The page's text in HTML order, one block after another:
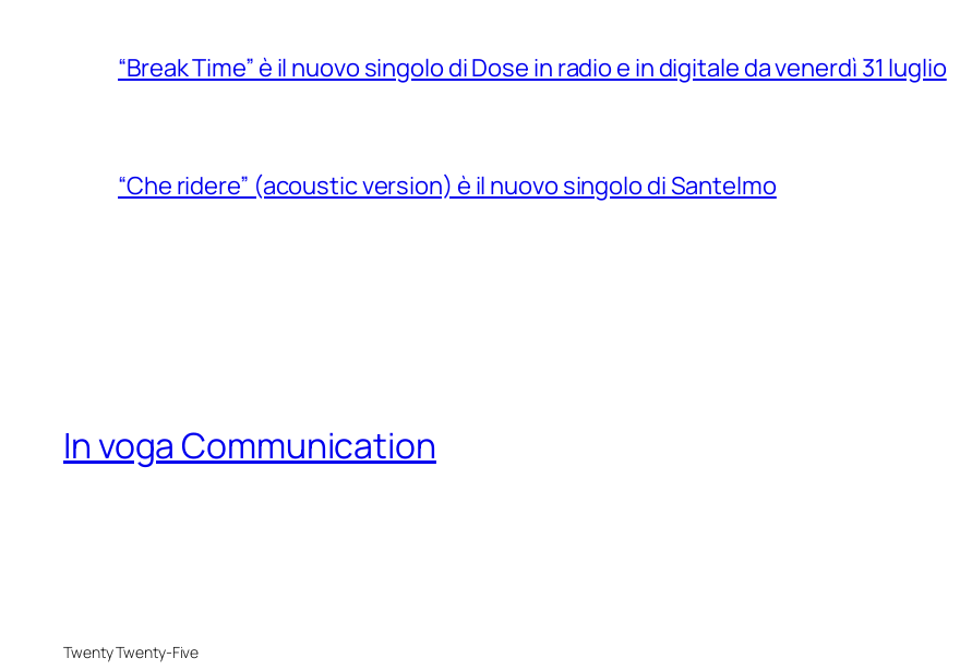
“Break Time” è il nuovo singolo di Dose in radio e in digitale da venerdì 31 luglio
“Che ridere” (acoustic version) è il nuovo singolo di Santelmo
In voga Communication
Twenty Twenty-Five